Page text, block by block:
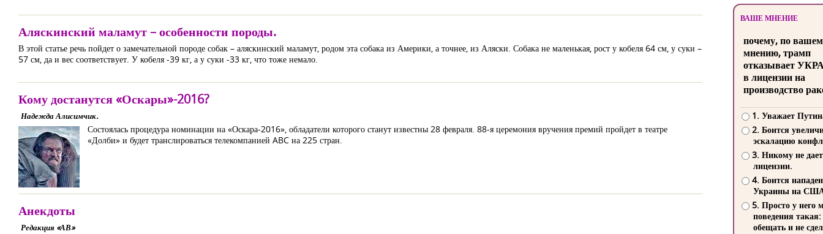
Аляскинский маламут – особенности породы.
В этой статье речь пойдет о замечательной породе собак – аляскинский маламут, родом эта собака из Америки, а точнее, из Аляски. Собака не маленькая, рост у кобеля 64 см, у суки –
57 см, да и вес соответствует. У кобеля -39 кг, а у суки -33 кг, что тоже немало.
Кому достанутся «Оскары»-2016?
Надежда Алисимчик.
Состоялась процедура номинации на «Оскара-2016», обладатели которого станут известны 28 февраля. 88-я церемония вручения премий пройдет в театре
«Долби» и будет транслироваться телекомпанией ABC на 225 стран.
Анекдоты
Редакция «АВ»
ВАШЕ МНЕНИЕ
почему, по
мнению, трамп
отказывает
в лицензии на
производство
1. Уважает
2. Боится
эскалацию
3. Никому не
лицензии.
4. Боится
Украины на
5. Просто у него
поведения такая:
обещать и не